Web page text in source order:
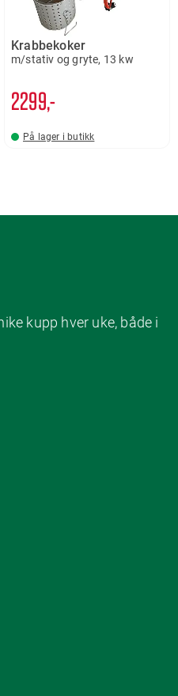
Krabbekoker
m/stativ og gryte, 13 kw
2299,-
På lager i butikk
kupp hver uke, både i